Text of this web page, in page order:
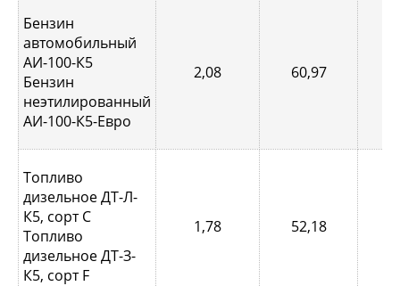
Бензин
автомобильный
АИ-100-К5
Бензин
неэтилированный
АИ-100-К5-Евро
2,08 60,97
Топливо
дизельное ДТ-Л-
К5, сорт С
Топливо
дизельное ДТ-З-
К5, сорт F
1,78 52,18